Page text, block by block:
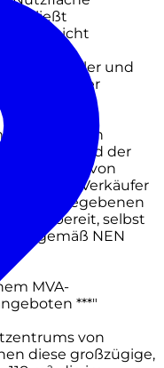
schließt
nicht
und
einer
und der
von
dem Verkäufer
den angegebenen
sich bereit, selbst
gemäß NEN
MVA-
***"
von
diese großzügige,